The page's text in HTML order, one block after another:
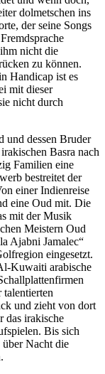
dolmetschen ins
der seine Songs
nicht die
zu können.
Handicap ist es
mit dieser
nicht durch
und dessen Bruder
Basra nach
Familien eine
bestreitet der
einer Indienreise
eine Oud mit. Die
mit der Musik
Meistern Oud
Ajabni Jamalec“
eingesetzt.
Kuwaiti arabische
und zieht von dort
das irakische
Bis sich
über Nacht die